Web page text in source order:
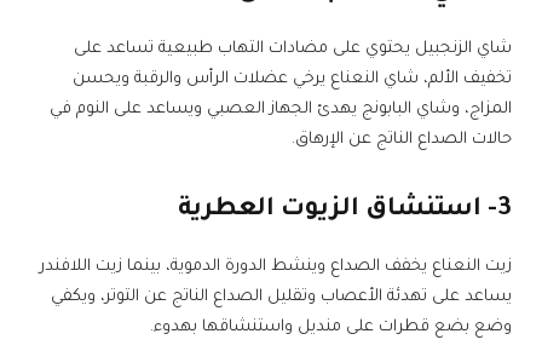
شاي الزنجبيل يحتوي على مضادات التهاب طبيعية تساعد على
تخفيف الألم، شاي النعناع يرخي عضلات الرأس والرقبة ويحسن
المزاج، وشاي البابونج يهدئ الجهاز العصبي ويساعد على النوم في
حالات الصداع الناتج عن الإرهاق.
3- استنشاق الزيوت العطرية
زيت النعناع يخفف الصداع وينشط الدورة الدموية، بينما زيت اللافندر
يساعد على تهدئة الأعصاب وتقليل الصداع الناتج عن التوتر، ويكفي
وضع بضع قطرات على منديل واستنشاقها بهدوء.